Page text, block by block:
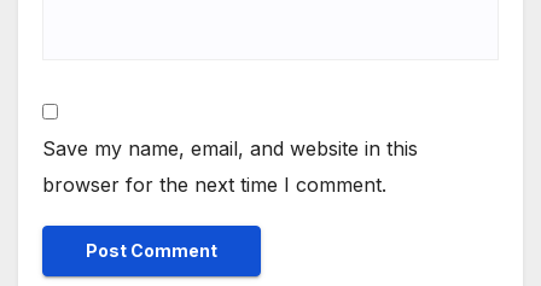
Save my name, email, and website in this
browser for the next time I comment.